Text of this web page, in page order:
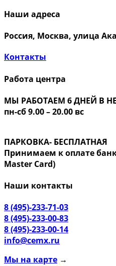
Наши адреса
Россия, Москва, улица
Контакты
Работа центра
МЫ РАБОТАЕМ 6 ДНЕЙ В
пн-сб 9.00 – 20.00 вс
ПАРКОВКА- БЕСПЛАТНАЯ
Принимаем к оплате
Master Card)
Наши контакты
8 (495)-233-71-03
8 (495)-233-00-83
8 (495)-233-00-14
info@cemx.ru
Мы на карте →